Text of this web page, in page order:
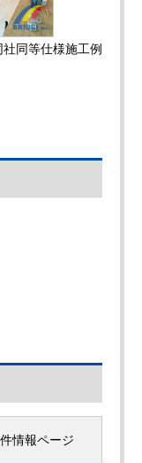
同等仕様施工例
情報ページ